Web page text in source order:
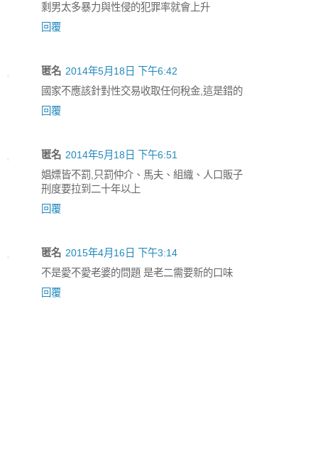
剩男太多暴力與性侵的犯罪率就會上升
回覆
匿名 2014年5月18日 下午6:42
國家不應該針對性交易收取任何稅金,這是錯的
回覆
匿名 2014年5月18日 下午6:51
娼嫖皆不罰,只罰仲介、馬夫、組織、人口販子
刑度要拉到二十年以上
回覆
匿名 2015年4月16日 下午3:14
不是愛不愛老婆的問題 是老二需要新的口味
回覆